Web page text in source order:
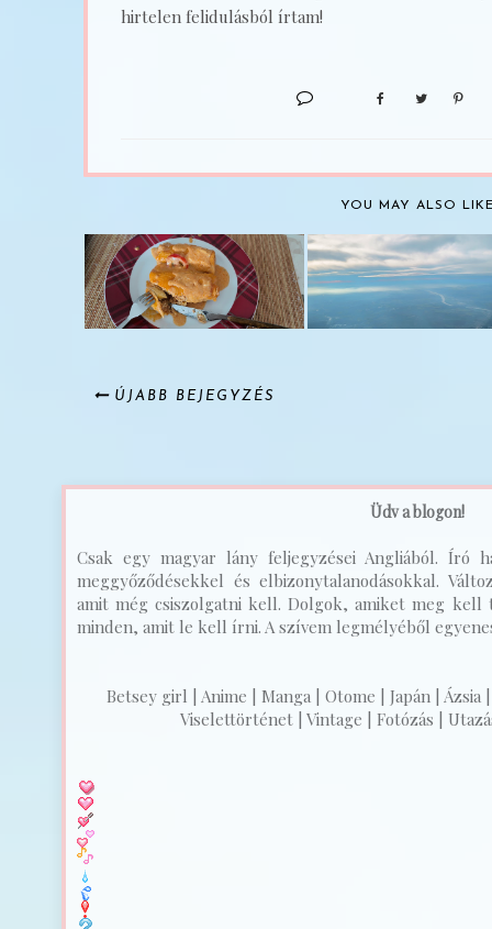
hirtelen felidulásból írtam!
YOU MAY ALSO
KAJA BESZÁMOLÓ
AVAGY VÉGRE
ANYÁNÁL!
UTAZÁS ANYÁHOZ |
ÚTIBESZÁMOLÓ
ÚJABB BEJEGYZÉS
Üdv a blogon!
Csak egy magyar lány feljegyzései Angliából. Író
meggyőződésekkel és elbizonytalanodásokkal.
amit még csiszolgatni kell. Dolgok, amiket meg
minden, amit le kell írni. A szívem legmélyéből
Betsey girl | Anime | Manga | Otome | Japán |
Viselettörténet | Vintage | Fotózás |